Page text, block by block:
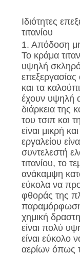
ΜΑΣ
ΕΛΆΤΕ
ΕΠΑΦΉ
ΕΙΔΉΣΕΙΣ
ΖΗΤΉΣΤΕ
ΈΝΑ
Ιδιότητες
τιτανίου
1. Απόδοση
Το κράμα
υψηλή
επεξεργασίας
και τα
έχουν υψηλή
διάρκεια της
του τσιπ και
είναι μικρή
εργαλείου
συντελεστή
τιτανίου, το
ανάκαμψη
εύκολα να
φθοράς της
παραμόρφωση
χημική
είναι πολύ
είναι εύκολο
αερίων όπως